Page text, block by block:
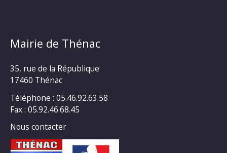
Mairie de Thénac
35, rue de la République
17460 Thénac
Téléphone : 05.46.92.63.58
Fax : 05.92.46.68.45
Nous contacter